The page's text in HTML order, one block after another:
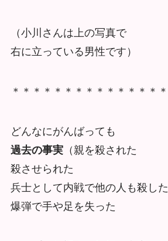
（小川さんは上の写真で
右に立っている男性です）
＊＊＊＊＊＊＊＊＊＊＊＊＊＊＊
どんなにがんばっても
過去の事実（親を殺された
殺させられた
兵士として内戦で他の人も殺した
爆弾で手や足を失った